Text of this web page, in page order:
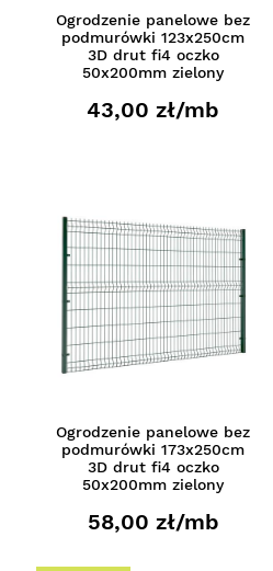
Ogrodzenie panelowe bez
podmurówki 123x250cm
3D drut fi4 oczko
50x200mm zielony
43,00 zł/mb
Ogrodzenie panelowe bez
podmurówki 173x250cm
3D drut fi4 oczko
50x200mm zielony
58,00 zł/mb